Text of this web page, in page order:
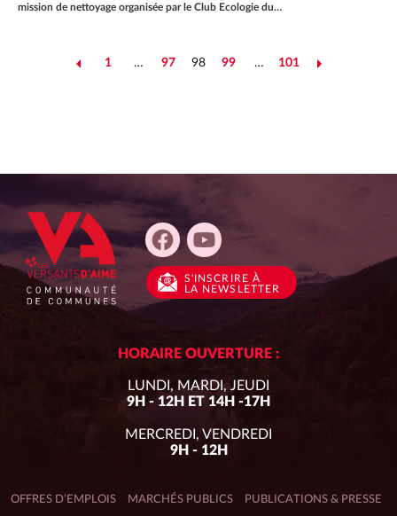
mission de nettoyage organisée par le Club Ecologie du…
Précédent
1 … 97 98 99 … 101
Suivant
HORAIRE OUVERTURE :
LUNDI, MARDI, JEUDI
9H - 12H ET 14H -17H
MERCREDI, VENDREDI
9H - 12H
OFFRES D’EMPLOIS MARCHÉS PUBLICS PUBLICATIONS & PRESSE
S'INSCRIRE À
LA NEWSLETTER